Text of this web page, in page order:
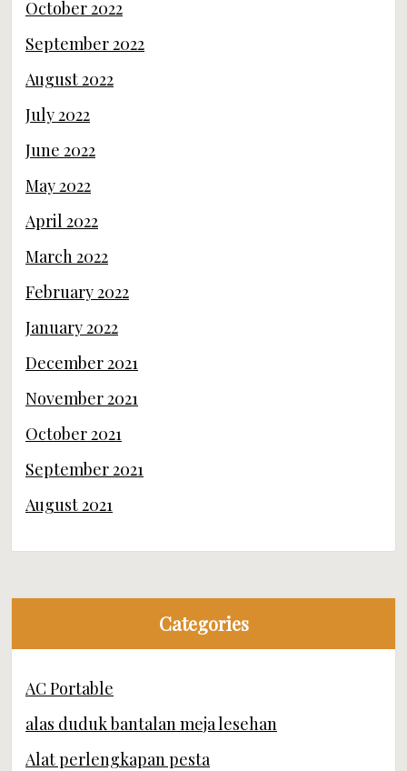
October 2022
September 2022
August 2022
July 2022
June 2022
May 2022
April 2022
March 2022
February 2022
January 2022
December 2021
November 2021
October 2021
September 2021
August 2021
Categories
AC Portable
alas duduk bantalan meja lesehan
Alat perlengkapan pesta